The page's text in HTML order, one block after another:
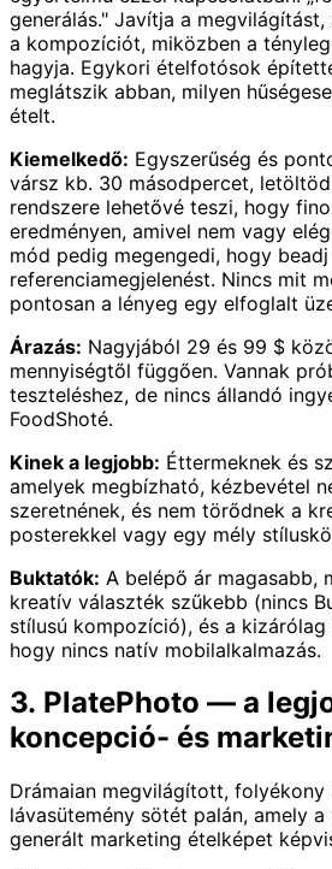
generálás." Javítja a
a kompozíciót, miközben a
hagyja. Egykori ételfotósok
meglátszik abban, milyen
ételt.
Kiemelkedő: Egyszerűség és
vársz kb. 30 másodpercet,
rendszere lehetővé teszi, hogy
eredményen, amivel nem vagy
mód pedig megengedi, hogy
referenciamegjelenést. Nincs mit
pontosan a lényeg egy elfoglalt
Árazás: Nagyjából 29 és 99 $
mennyiségtől függően. Vannak
teszteléshez, de nincs állandó
FoodShoté.
Kinek a legjobb: Éttermeknek és
amelyek megbízható, kézbevétel
szeretnének, és nem törődnek a
posterekkel vagy egy mély
Buktatók: A belépő ár magasabb,
kreatív választék szűkebb (nincs
stílusú kompozíció), és a
hogy nincs natív mobilalkalmazás.
3. PlatePhoto — a
koncepció- és
Drámaian megvilágított, folyékony
lávasütemény sötét palán, amely
generált marketing ételképet